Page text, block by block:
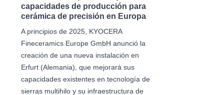
capacidades de producción para
cerámica de precisión en Europa
A principios de 2025, KYOCERA
Fineceramics Europe GmbH anunció la
creación de una nueva instalación en
Erfurt (Alemania), que mejorará sus
capacidades existentes en tecnología de
sierras multihilo y su infraestructura de